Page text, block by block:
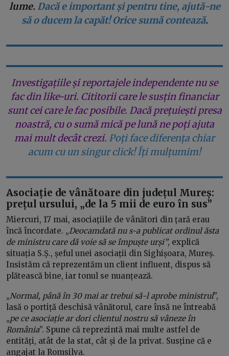
lume. Dacă e important și pentru tine, ajută-ne
să o ducem la capăt! Orice sumă contează.
Investigațiile și reportajele independente nu se
fac din like-uri. Cititorii care le susțin financiar
sunt cei care le fac posibile. Dacă prețuiești presa
noastră, cu o sumă mică pe lună ne poți ajuta
mai mult decât crezi. Poți face diferența chiar
acum cu un singur click! Îți mulțumim!
Asociație de vânătoare din județul Mureș:
prețul ursului, „de la 5 mii de euro în sus”
Miercuri, 17 mai, asociațiile de vânători din țară erau
încă încordate. „Deocamdată nu s-a publicat ordinul ăsta
de ministru care dă voie să se împuște urși”, explică
situația S.Ș., șeful unei asociații din Sighișoara, Mureș.
Insistăm că reprezentăm un client influent, dispus să
plătească bine, iar tonul se nuanțează.
„Normal, până în 30 mai ar trebui să-l aprobe ministrul”,
lasă o portiță deschisă vânătorul, care însă ne întreabă
„pe ce asociație ar dori clientul nostru să vâneze în
România”. Spune că reprezintă mai multe astfel de
entități, atât de la stat, cât și de la privat. Susține că e
angajat la Romsilva.